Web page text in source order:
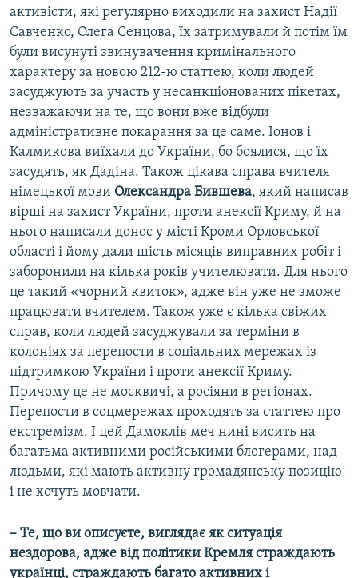
активісти, які регулярно виходили на захист Надії
Савченко, Олега Сенцова, їх затримували й потім їм
були висунуті звинувачення кримінального
характеру за новою 212-ю статтею, коли людей
засуджують за участь у несанкціонованих пікетах,
незважаючи на те, що вони вже відбули
адміністративне покарання за це саме. Іонов і
Калмикова виїхали до України, бо боялися, що їх
засудять, як Дадіна. Також цікава справа вчителя
німецької мови Олександра Бившева, який написав
вірші на захист України, проти анексії Криму, й на
нього написали донос у місті Кроми Орловської
області і йому дали шість місяців виправних робіт і
заборонили на кілька років учителювати. Для нього
це такий «чорний квиток», адже він уже не зможе
працювати вчителем. Також уже є кілька свіжих
справ, коли людей засуджували за терміни в
колоніях за перепости в соціальних мережах із
підтримкою України і проти анексії Криму.
Причому це не москвичі, а росіяни в регіонах.
Перепости в соцмережах проходять за статтею про
екстремізм. І цей Дамоклів меч нині висить на
багатьма активними російськими блогерами, над
людьми, які мають активну громадянську позицію
і не хочуть мовчати.
– Те, що ви описуєте, виглядає як ситуація
нездорова, адже від політики Кремля страждають
українці, страждають багато активних і